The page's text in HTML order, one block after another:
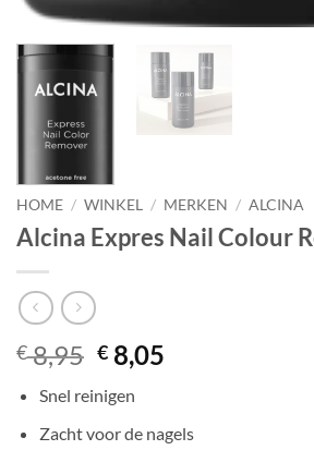
HOME / WINKEL / MERKEN / ALCINA
Alcina Expres Nail Colour
€8,95 Oorspronkelijke
prijs
was:
€ 8,95.
€ 8,05
€ 8,05.
Snel reinigen
Zacht voor de nagels